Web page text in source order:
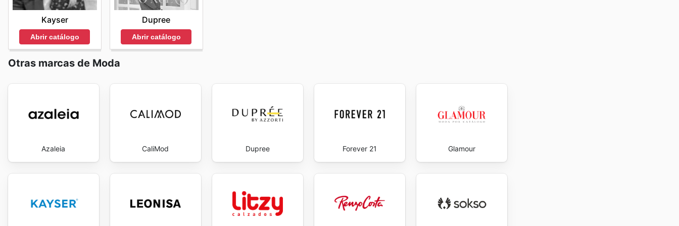
Kayser
Abrir catálogo
Dupree
Abrir catálogo
Otras marcas de Moda
Azaleia CaliMod Dupree Forever 21 Glamour